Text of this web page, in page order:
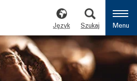
Język Szukaj Menu